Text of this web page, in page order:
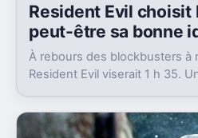
Resident Evil choisit
peut-être sa bonne
À rebours des blockbusters à
Resident Evil viserait 1 h 35.